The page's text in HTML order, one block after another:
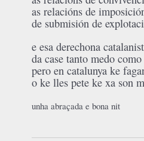
as relacións de
de submisión de
e esa derechona
da case tanto medo
pero en catalunya ke
o ke lles pete ke xa son
unha abraçada e bona nit